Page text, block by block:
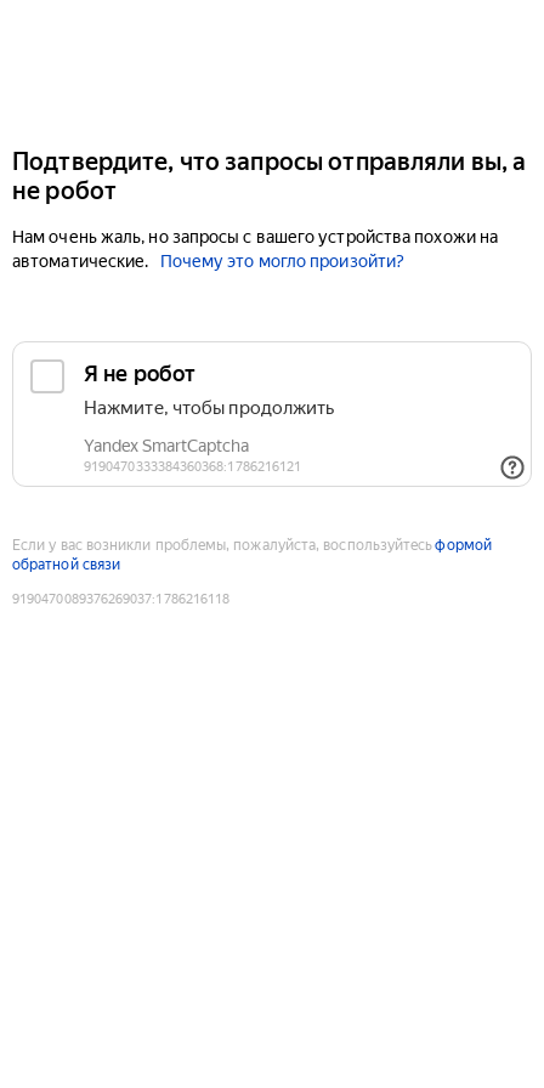
Подтвердите, что запросы отправляли вы, а
не робот
Нам очень жаль, но запросы с вашего устройства похожи на
автоматические.
Почему это могло произойти?
Если у вас возникли проблемы, пожалуйста, воспользуйтесьформой
обратной связи
9190470089376269037:1786216118